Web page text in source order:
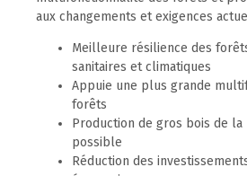
aux changements et exigences
Meilleure résilience des
sanitaires et climatiques
Appuie une plus grande
forêts
Production de gros bois de
possible
Réduction des